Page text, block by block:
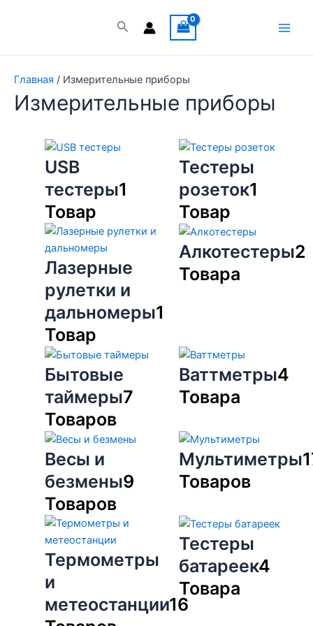
Поиск
Главная / Измерительные приборы
Измерительные приборы
USB
тестеры1
Товар
Тестеры
розеток1
Товар
Лазерные
рулетки и
дальномеры1
Товар
Алкотестеры2
Товара
Бытовые
таймеры7
Товаров
Ваттметры4
Товара
Весы и
безмены9
Товаров
Мультиметры
Товаров
Термометры
и
метеостанции16
Тестеры
батареек4
Товара